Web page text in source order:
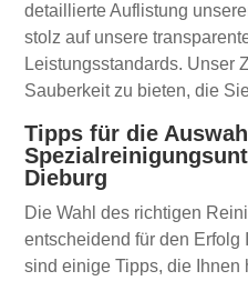
detaillierte Auflistung
stolz auf unsere
Leistungsstandards. Unser
Sauberkeit zu bieten, die
Tipps für die
Dieburg
Die Wahl des richtigen
entscheidend für den
sind einige Tipps, die Ihnen